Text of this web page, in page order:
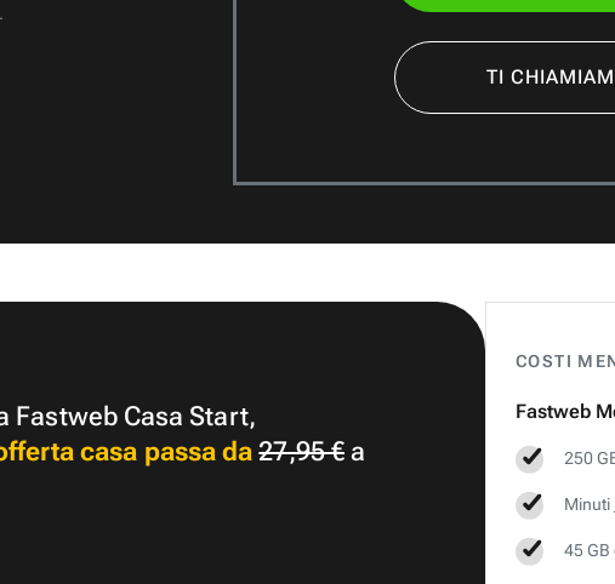
TI
.
COSTI
Fastweb
250
Minuti
45 GB
Fastweb Casa Start,
casa passa da 27,95 €a